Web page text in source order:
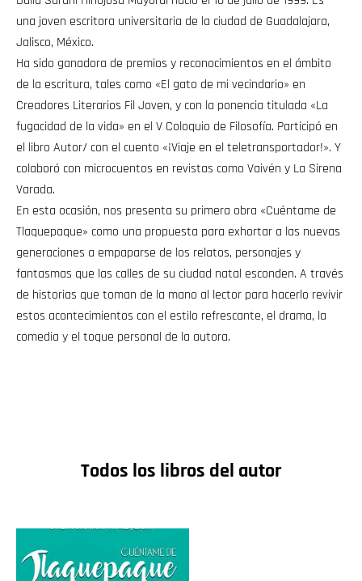
una joven escritora universitaria de la ciudad de Guadalajara,
Jalisco, México.
Ha sido ganadora de premios y reconocimientos en el ámbito
de la escritura, tales como «El gato de mi vecindario» en
Creadores Literarios Fil Joven, y con la ponencia titulada «La
fugacidad de la vida» en el V Coloquio de Filosofía. Participó en
el libro Autor/ con el cuento «¡Viaje en el teletransportador!». Y
colaboró con microcuentos en revistas como Vaivén y La Sirena
Varada.
En esta ocasión, nos presenta su primera obra «Cuéntame de
Tlaquepaque» como una propuesta para exhortar a las nuevas
generaciones a empaparse de los relatos, personajes y
fantasmas que las calles de su ciudad natal esconden. A través
de historias que toman de la mano al lector para hacerlo revivir
estos acontecimientos con el estilo refrescante, el drama, la
comedia y el toque personal de la autora.
Todos los libros del autor